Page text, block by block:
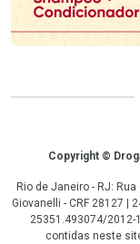
CopyrightCopyright ©
Rio de Janeiro - RJ:
Giovanelli - CRF 28127 |
25351.493074/
contidas neste